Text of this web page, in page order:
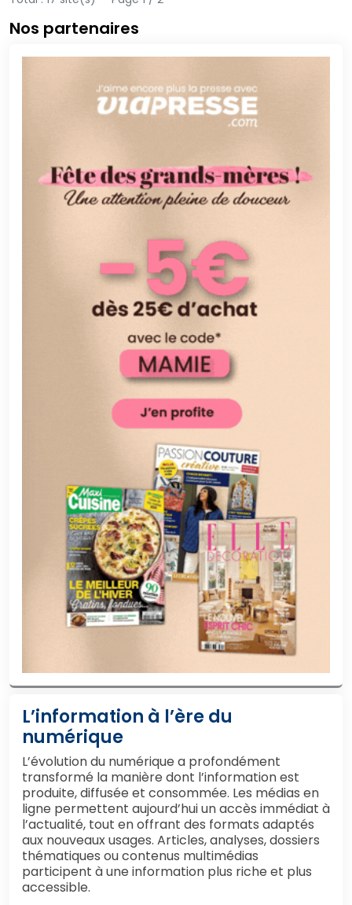
Nos partenaires
L’information à l’ère du
numérique
L’évolution du numérique a profondément
transformé la manière dont l’information est
produite, diffusée et consommée. Les médias en
ligne permettent aujourd’hui un accès immédiat à
l’actualité, tout en offrant des formats adaptés
aux nouveaux usages. Articles, analyses, dossiers
thématiques ou contenus multimédias
participent à une information plus riche et plus
accessible.